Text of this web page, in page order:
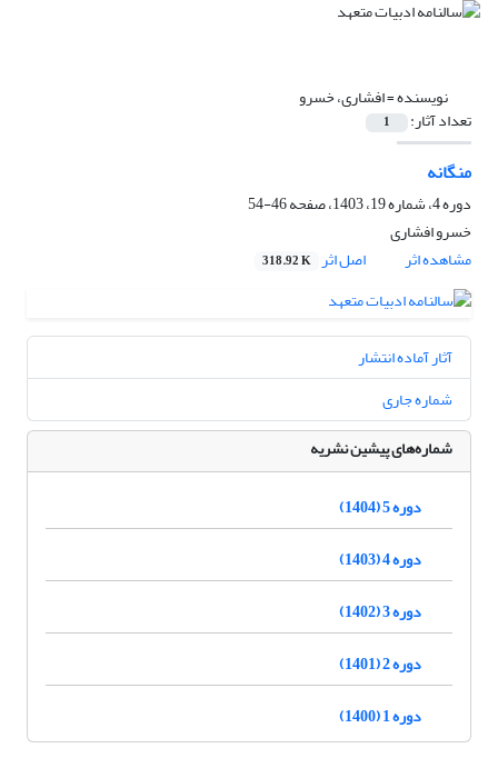
نویسنده =افشاری، خسرو
تعداد آثار: 1
منگانه
دوره 4، شماره 19، 1403، صفحه
46-54
خسرو افشاری
مشاهده اثر
اصل اثر 318.92 K
آثار آماده انتشار
شماره جاری
شماره‌های پیشین نشریه
دوره 5 (1404)
دوره 4 (1403)
دوره 3 (1402)
دوره 2 (1401)
دوره 1 (1400)